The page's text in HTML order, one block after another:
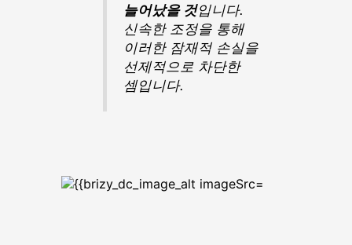
늘어났을 것입니다.
신속한 조정을 통해
이러한 잠재적 손실을
선제적으로 차단한
셈입니다.